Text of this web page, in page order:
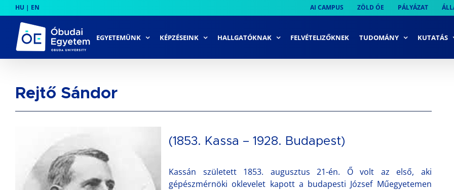
to
content
HU | EN AI CAMPUS ZÖLD ÓE PÁLYÁZAT
EGYETEMÜNK KÉPZÉSEINK HALLGATÓKNAK FELVÉTELIZŐKNEK TUDOMÁNY KUTATÁS
Rejtő Sándor
(1853. Kassa – 1928. Budapest)
Kassán született 1853. augusztus 21-én. Ő volt az első, aki
gépészmérnöki oklevelet kapott a budapesti József Műegyetemen